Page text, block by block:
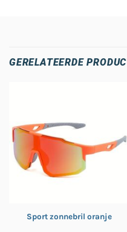
GERELATEERDE
Sport zonnebril oranje